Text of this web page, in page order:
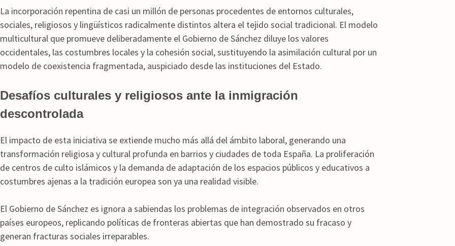
La incorporación repentina de casi un millón de personas procedentes de entornos culturales,
sociales, religiosos y lingüísticos radicalmente distintos altera el tejido social tradicional. El modelo
multicultural que promueve deliberadamente el Gobierno de Sánchez diluye los valores
occidentales, las costumbres locales y la cohesión social, sustituyendo la asimilación cultural por un
modelo de coexistencia fragmentada, auspiciado desde las instituciones del Estado.
Desafíos culturales y religiosos ante la inmigración
descontrolada
El impacto de esta iniciativa se extiende mucho más allá del ámbito laboral, generando una
transformación religiosa y cultural profunda en barrios y ciudades de toda España. La proliferación
de centros de culto islámicos y la demanda de adaptación de los espacios públicos y educativos a
costumbres ajenas a la tradición europea son ya una realidad visible.
El Gobierno de Sánchez es ignora a sabiendas los problemas de integración observados en otros
países europeos, replicando políticas de fronteras abiertas que han demostrado su fracaso y
generan fracturas sociales irreparables.